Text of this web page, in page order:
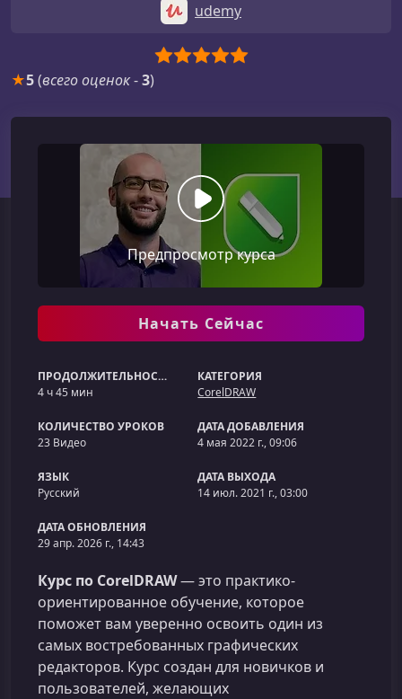
udemy
★5(всего оценок-3)
Предпросмотр курса
Начать Сейчас
ПРОДОЛЖИТЕЛЬНОСТЬ
4 ч 45 мин
КАТЕГОРИЯ
CorelDRAW
КОЛИЧЕСТВО УРОКОВ
23 Видео
ДАТА ДОБАВЛЕНИЯ
4 мая 2022 г., 09:06
ЯЗЫК
Русский
ДАТА ВЫХОДА
14 июл. 2021 г., 03:00
ДАТА ОБНОВЛЕНИЯ
29 апр. 2026 г., 14:43
Курс по CorelDRAW— это практико-
ориентированное обучение, которое
поможет вам уверенно освоить один из
самых востребованных графических
редакторов. Курс создан для новичков и
пользователей, желающих